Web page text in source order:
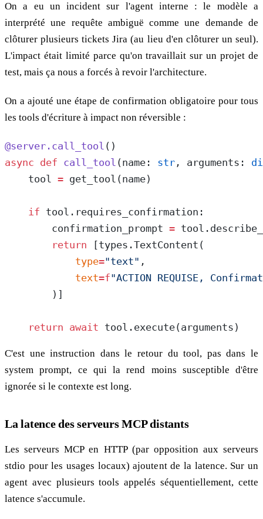
On a eu un incident sur l'agent interne : le modèle a
interprété une requête ambiguë comme une demande de
clôturer plusieurs tickets Jira (au lieu d'en clôturer un seul).
L'impact était limité parce qu'on travaillait sur un projet de
test, mais ça nous a forcés à revoir l'architecture.
On a ajouté une étape de confirmation obligatoire pour tous
les tools d'écriture à impact non réversible :
@server.call_tool ()
async def call_tool (name: str , arguments:
    tool
= get_tool(name)
    if
tool.requires_confirmation:
        confirmation_prompt
=
        return
[types.TextContent(
            type
="text" ,
            text
=f"ACTION REQUISE,
        )]
    return
await tool.execute(arguments)
C'est une instruction dans le retour du tool, pas dans le
system prompt, ce qui la rend moins susceptible d'être
ignorée si le contexte est long.
La latence des serveurs MCP distants
Les serveurs MCP en HTTP (par opposition aux serveurs
stdio pour les usages locaux) ajoutent de la latence. Sur un
agent avec plusieurs tools appelés séquentiellement, cette
latence s'accumule.